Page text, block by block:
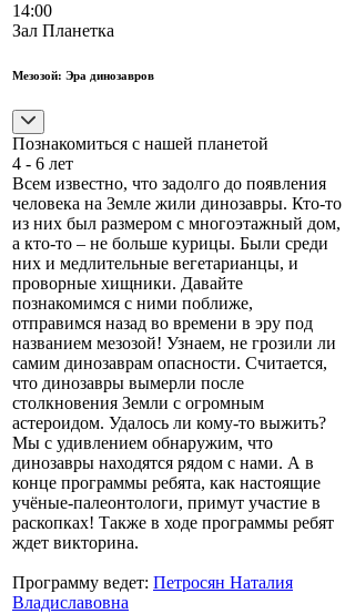
14:00
Зал Планетка
Мезозой: Эра динозавров
Познакомиться с нашей планетой
4 - 6 лет
Всем известно, что задолго до появления
человека на Земле жили динозавры. Кто-то
из них был размером с многоэтажный дом,
а кто-то – не больше курицы. Были среди
них и медлительные вегетарианцы, и
проворные хищники. Давайте
познакомимся с ними поближе,
отправимся назад во времени в эру под
названием мезозой! Узнаем, не грозили ли
самим динозаврам опасности. Считается,
что динозавры вымерли после
столкновения Земли с огромным
астероидом. Удалось ли кому-то выжить?
Мы с удивлением обнаружим, что
динозавры находятся рядом с нами. А в
конце программы ребята, как настоящие
учёные-палеонтологи, примут участие в
раскопках! Также в ходе программы ребят
ждет викторина.
Программу ведет: Петросян Наталия
Владиславовна